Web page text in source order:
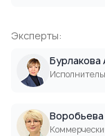
Эксперты:
Бурлакова
Воробьева